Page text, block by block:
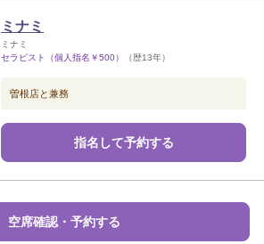
ミナミ
ミナミ
セラピスト（個人指名￥500）
（歴13年）
曽根店と兼務
指名して予約する
空席確認・予約する